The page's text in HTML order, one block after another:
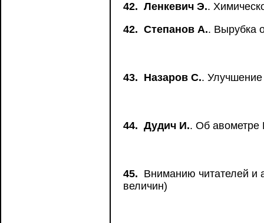
42. Ленкевич Э..
42. Степанов А.. Вырубка
43. Назаров С.. Улучшение
44. Дудич И.. Об
45. Вниманию читателей и
величин)